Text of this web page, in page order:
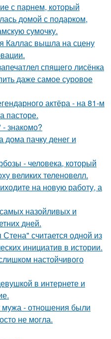
с парнем, который
домой с подарком,
сумочку.
Каллас вышла на сцену
спящего лисёнка
даже самое суровое
актёра - на 81-м
пасторе.
знакомо?
дома пачку денег и
- человека, который
великих теленовелл.
на новую работу, а
назойливых и
дней.
считается одной из
инициатив в истории.
настойчивого
в интернете и
мужа - отношения были
не могла.